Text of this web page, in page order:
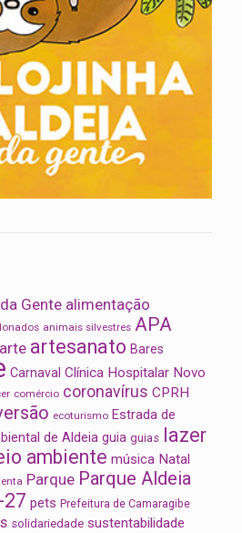
Gente alimentação
animais silvestres APA
arte artesanato Bares
Carnaval Clínica Hospitalar Novo
comércio coronavírus CPRH
ecoturismo Estrada de
de Aldeia guia guias lazer
ambiente música Natal
Parque Parque Aldeia
27 pets Prefeitura de Camaragibe
solidariedade sustentabilidade